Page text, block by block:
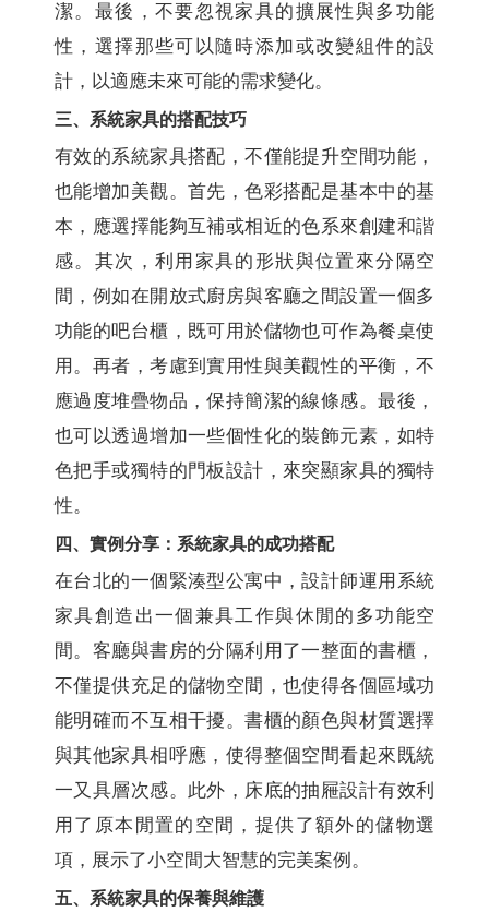
潔。最後，不要忽視家具的擴展性與多功能
性，選擇那些可以隨時添加或改變組件的設
計，以適應未來可能的需求變化。
三、系統家具的搭配技巧
有效的系統家具搭配，不僅能提升空間功能，
也能增加美觀。首先，色彩搭配是基本中的基
本，應選擇能夠互補或相近的色系來創建和諧
感。其次，利用家具的形狀與位置來分隔空
間，例如在開放式廚房與客廳之間設置一個多
功能的吧台櫃，既可用於儲物也可作為餐桌使
用。再者，考慮到實用性與美觀性的平衡，不
應過度堆疊物品，保持簡潔的線條感。最後，
也可以透過增加一些個性化的裝飾元素，如特
色把手或獨特的門板設計，來突顯家具的獨特
性。
四、實例分享：系統家具的成功搭配
在台北的一個緊湊型公寓中，設計師運用系統
家具創造出一個兼具工作與休閒的多功能空
間。客廳與書房的分隔利用了一整面的書櫃，
不僅提供充足的儲物空間，也使得各個區域功
能明確而不互相干擾。書櫃的顏色與材質選擇
與其他家具相呼應，使得整個空間看起來既統
一又具層次感。此外，床底的抽屜設計有效利
用了原本閒置的空間，提供了額外的儲物選
項，展示了小空間大智慧的完美案例。
五、系統家具的保養與維護